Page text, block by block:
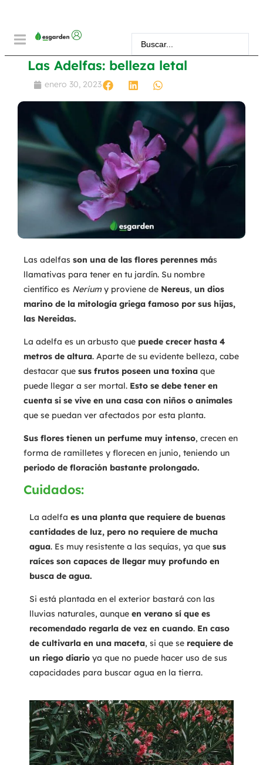
Las Adelfas: belleza letal
enero 30, 2023
Las adelfas son una de las flores perennes más
llamativas para tener en tu jardín. Su nombre
científico es Neriumy proviene de Nereus, un dios
marino de la mitología griega famoso por sus hijas,
las Nereidas.
La adelfa es un arbusto que puede crecer hasta 4
metros de altura. Aparte de su evidente belleza, cabe
destacar que sus frutos poseen una toxinaque
puede llegar a ser mortal. Esto se debe tener en
cuenta si se vive en una casa con niños o animales
que se puedan ver afectados por esta planta.
Sus flores tienen un perfume muy intenso, crecen en
forma de ramilletes y florecen en junio, teniendo un
periodo de floración bastante prolongado.
Cuidados:
La adelfa es una planta que requiere de buenas
cantidades de luz, pero no requiere de mucha
agua. Es muy resistente a las sequías, ya que sus
raíces son capaces de llegar muy profundo en
busca de agua.
Si está plantada en el exterior bastará con las
lluvias naturales, aunque en verano sí que es
recomendado regarla de vez en cuando. En caso
de cultivarla en una maceta, si que se requiere de
un riego diario ya que no puede hacer uso de sus
capacidades para buscar agua en la tierra.